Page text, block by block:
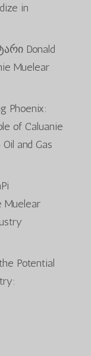
in
Donald
Muelear
Phoenix:
of Caluanie
and Gas
Muelear
Potential